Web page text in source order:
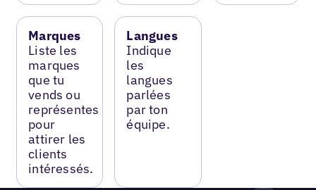
Marques
Liste les
marques
que tu
vends ou
représentes
pour
attirer les
clients
intéressés.
Langues
Indique
les
langues
parlées
par ton
équipe.